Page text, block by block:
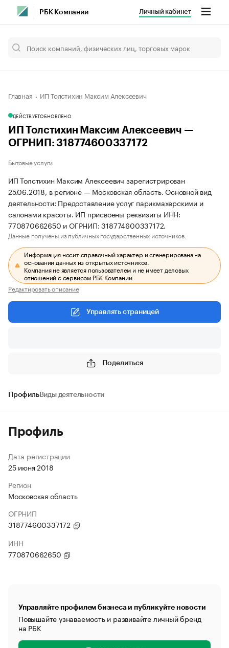
РБК Компании Личный кабинет
Главная ИП Толстихин Максим Алексеевич
ДЕЙСТВУЕТОБНОВЛЕНО
ИП Толстихин Максим Алексеевич —
ОГРНИП: 318774600337172
Бытовые услуги
ИП Толстихин Максим Алексеевич зарегистрирован
25.06.2018, в регионе — Московская область. Основной вид
деятельности: Предоставление услуг парикмахерскими и
салонами красоты. ИП присвоены реквизиты ИНН:
770870662650 и ОГРНИП: 318774600337172.
Данные получены из публичных государственных источников.
Информация носит справочный характер и сгенерирована на
основании данных из открытых источников.
Компания не является пользователем и не имеет деловых
отношений с сервисом РБК Компании.
Редактировать описание
Управлять страницей
Поделиться
ПрофильВиды деятельности
Профиль
Дата регистрации
25 июня 2018
Регион
Московская область
ОГРНИП
318774600337172
ИНН
770870662650
Управляйте профилем бизнеса и публикуйте новости
Повышайте узнаваемость и развивайте личный бренд
на РБК